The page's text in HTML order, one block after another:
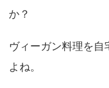
か？
ヴィーガン料理を
よね。